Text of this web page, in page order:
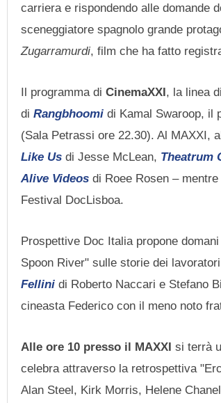
carriera e rispondendo alle domande
sceneggiatore spagnolo grande
Zugarramurdi, film che ha fatto
Il programma diCinemaXXI, la linea
diRangbhoomi di Kamal Swaroop, il
(Sala Petrassi ore 22.30). Al MAXXI,
Like Us di Jesse McLean, Theatrum
Alive Videos di Roee Rosen –
Festival DocLisboa.
Prospettive Doc Italia propone domani
Spoon River" sulle storie dei
Fellini di Roberto Naccari e Stefano
cineasta Federico con il meno noto
Alle ore 10 presso il MAXXI si terrà
celebra attraverso la retrospettiva
Alan Steel, Kirk Morris, Helene